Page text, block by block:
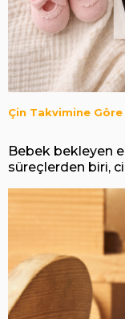
Çin Takvimine
Bebek bekleyen
süreçlerden biri,